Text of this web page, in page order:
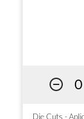
Die Cuts -